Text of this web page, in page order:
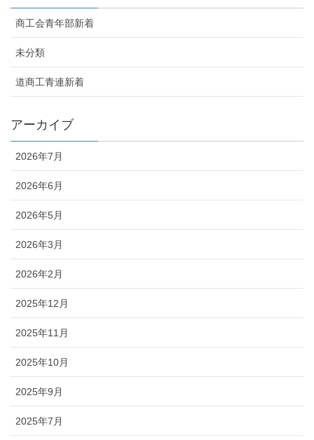
商工会青年部新着
未分類
道商工青連新着
アーカイブ
2026年7月
2026年6月
2026年5月
2026年3月
2026年2月
2025年12月
2025年11月
2025年10月
2025年9月
2025年7月